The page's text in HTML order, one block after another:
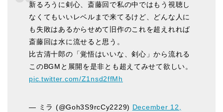
新るろうに剣心、斎藤回で私の中ではもう視聴し
なくてもいいレベルまで来てるけど、どんな人に
も失敗はあるからせめて旧作のこれを超えれれば
斎藤回は水に流せると思う。
比古清十郎の「覚悟はいいな、剣心」から流れる
このBGMと展開を是非とも超えてみせて欲しい。
pic.twitter.com/Z1nsd2ffMh
— ミラ (@Goh3S9rcCy2229) December 12,